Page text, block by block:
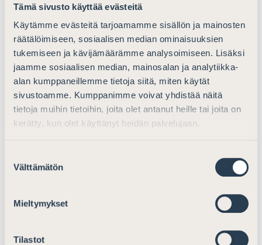
Tämä sivusto käyttää evästeitä
Käytämme evästeitä tarjoamamme sisällön ja mainosten
räätälöimiseen, sosiaalisen median ominaisuuksien
tukemiseen ja kävijämäärämme analysoimiseen. Lisäksi
jaamme sosiaalisen median, mainosalan ja analytiikka-
alan kumppaneillemme tietoja siitä, miten käytät
sivustoamme. Kumppanimme voivat yhdistää näitä
tietoja muihin tietoihin, joita olet antanut heille tai joita on
kerätty, kun olet käyttänyt heidän palvelujaan.
valinta
Välttämätön
Mieltymykset
Tilastot
potilaan ja varmuusvangin oikeudet eroavat toisistaan
myös muulla tavoin kuin suhteessa
vapaudenmenetyksen kriteereiden arviointiin.
Edellä esitetty johtaa kysymykseen, kuinka vähimmän
haitan periaatteen toteutuminen on mahdollista
varmistaa tilanteessa, jossa päätösten kohteena on
mielenterveysongelmista kärsivä vanki, jonka arvioidaan
olevan vaaraksi muille. Tällaisissa olosuhteissa tulee
vähimmän haitan periaatteen perusteella olla
vaihtoehdoista “helpompi”.